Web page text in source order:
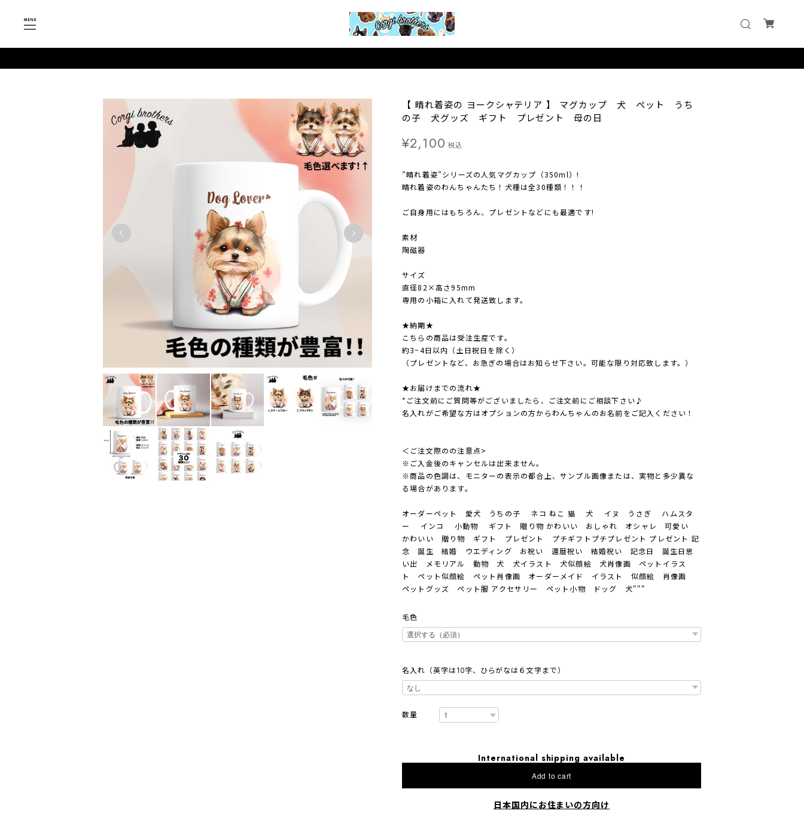
【 晴れ着姿の ヨークシャテリア 】 マグカップ 犬 ペット うち
の子 犬グッズ ギフト プレゼント 母の日
¥2,100 税込
”晴れ着姿”シリーズの人気マグカップ（350ml）!
晴れ着姿のわんちゃんたち！犬種は全30種類！！！
ご自身用にはもちろん、プレゼントなどにも最適です!
素材
陶磁器
サイズ
直径82×高さ95mm
専用の小箱に入れて発送致します。
★納期★
こちらの商品は受注生産です。
約3~4日以内（土日祝日を除く）
（プレゼントなど、お急ぎの場合はお知らせ下さい。可能な限り対応致します。）
★お届けまでの流れ★
*ご注文前にご質問等がございましたら、ご注文前にご相談下さい♪
名入れがご希望な方はオプションの方からわんちゃんのお名前をご記入ください！
＜ご注文際のの注意点>
※ご入金後のキャンセルは出来ません。
※商品の色調は、モニターの表示の都合上、サンプル画像または、実物と多少異な
る場合があります。
オーダーペット 愛犬 うちの子 ネコ ねこ 猫 犬 イヌ うさぎ ハムスタ
ー インコ 小動物 ギフト 贈り物 かわいい おしゃれ オシャレ 可愛い
かわいい 贈り物 ギフト プレゼント プチギフトプチプレゼント プレゼント 記
念 誕生 結婚 ウエディング お祝い 還暦祝い 結婚祝い 記念日 誕生日思
い出 メモリアル 動物 犬 犬イラスト 犬似顔絵 犬肖像画 ペットイラス
ト ペット似顔絵 ペット肖像画 オーダーメイド イラスト 似顔絵 肖像画
ペットグッズ ペット服 アクセサリー ペット小物 ドッグ 犬"""
毛色
名入れ（英字は10字、ひらがなは６文字まで）
数量
International shipping available
Add to cart
日本国内にお住まいの方向け